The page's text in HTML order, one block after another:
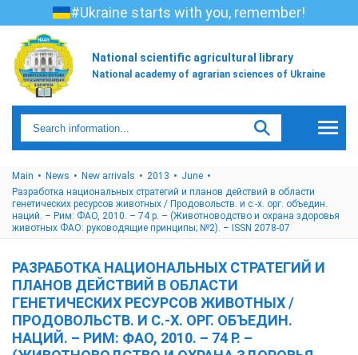
#Ukraine starts with you, remember!
National scientific agricultural library
National academy of agrarian sciences of Ukraine
Main News New arrivals 2013
June
Разработка национальных стратегий и планов действий в области
генетических ресурсов животных / Продовольств. и с.-х. орг. объедин.
наций. – Рим: ФАО, 2010. – 74 p. – (Животноводство и охрана здоровья
животных ФАО: руководящие принципы; №2). – ISSN 2078-07
РАЗРАБОТКА НАЦИОНАЛЬНЫХ СТРАТЕГИЙ И
ПЛАНОВ ДЕЙСТВИЙ В ОБЛАСТИ
ГЕНЕТИЧЕСКИХ РЕСУРСОВ ЖИВОТНЫХ /
ПРОДОВОЛЬСТВ. И С.-Х. ОРГ. ОБЪЕДИН.
НАЦИЙ. – РИМ: ФАО, 2010. – 74 P. –